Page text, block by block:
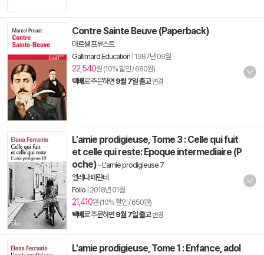
Contre Sainte Beuve (Paperback)
마르셀 프루스트
Gallimard Education 1987년 09월
22,540원 (10% 할인 / 680원)
택배로 주문하면 9월 7일 출고 변경
L'amie prodigieuse, Tome 3 : Celle qui fuit
et celle qui reste: Epoque intermediaire (P
oche) -L'amie prodigieuse 7
엘레나 페란테
Folio 2018년 01월
21,410원 (10% 할인 / 650원)
택배로 주문하면 9월 7일 출고 변경
L'amie prodigieuse, Tome 1 : Enfance, adol